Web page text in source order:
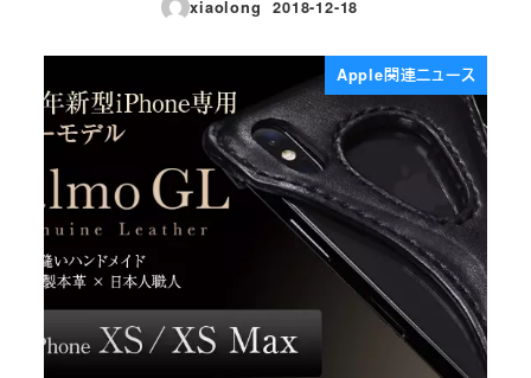
xiaolong
投稿日
2018-12-18
Apple関連ニュース